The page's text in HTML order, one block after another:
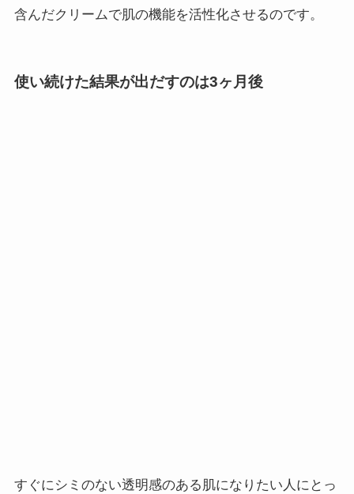
含んだクリームで肌の機能を活性化させるのです。
使い続けた結果が出だすのは3ヶ月後
すぐにシミのない透明感のある肌になりたい人にとっ